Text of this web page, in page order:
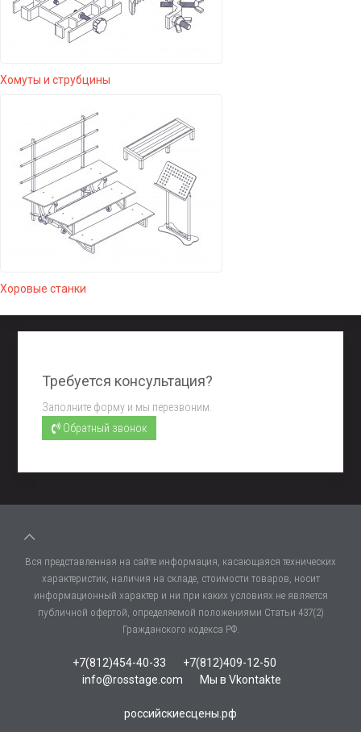
Хомуты и струбцины
Хоровые станки
Требуется консультация?
Заполните форму и мы перезвоним.
Обратный звонок
Вся представленная на сайте информация, касающаяся технических
характеристик, наличия на складе, стоимости товаров, носит
информационный характер и ни при каких условиях не является
публичной офертой, определяемой положениями Статьи 437(2)
Гражданского кодекса РФ.
+7(812)454-40-33
+7(812)409-12-50
info@rosstage.com
Мы в Vkontakte
российскиесцены.рф